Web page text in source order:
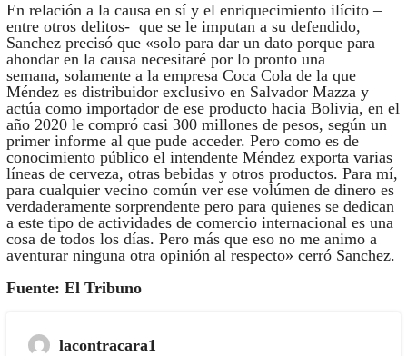
En relación a la causa en sí y el enriquecimiento ilícito –
entre otros delitos- que se le imputan a su defendido,
Sanchez precisó que «solo para dar un dato porque para
ahondar en la causa necesitaré por lo pronto una
semana, solamente a la empresa Coca Cola de la que
Méndez es distribuidor exclusivo en Salvador Mazza y
actúa como importador de ese producto hacia Bolivia, en el
año 2020 le compró casi 300 millones de pesos, según un
primer informe al que pude acceder. Pero como es de
conocimiento público el intendente Méndez exporta varias
líneas de cerveza, otras bebidas y otros productos. Para mí,
para cualquier vecino común ver ese volúmen de dinero es
verdaderamente sorprendente pero para quienes se dedican
a este tipo de actividades de comercio internacional es una
cosa de todos los días. Pero más que eso no me animo a
aventurar ninguna otra opinión al respecto» cerró Sanchez.
Fuente: El Tribuno
lacontracara1